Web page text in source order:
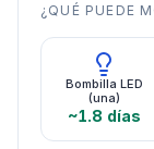
¿QUÉ PUEDE
Bombilla LED
(una)
~1.8 días